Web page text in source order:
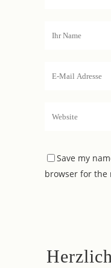
Save my
browser for the